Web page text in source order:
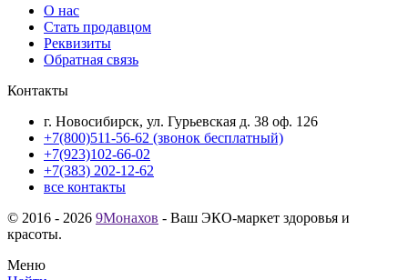
О нас
Стать продавцом
Реквизиты
Обратная связь
Контакты
г. Новосибирск, ул. Гурьевская д. 38 оф. 126
+7(800)511-56-62 (звонок бесплатный)
+7(923)102-66-02
+7(383) 202-12-62
все контакты
© 2016 - 2026 9Монахов - Ваш ЭКО-маркет здоровья и
красоты.
Меню